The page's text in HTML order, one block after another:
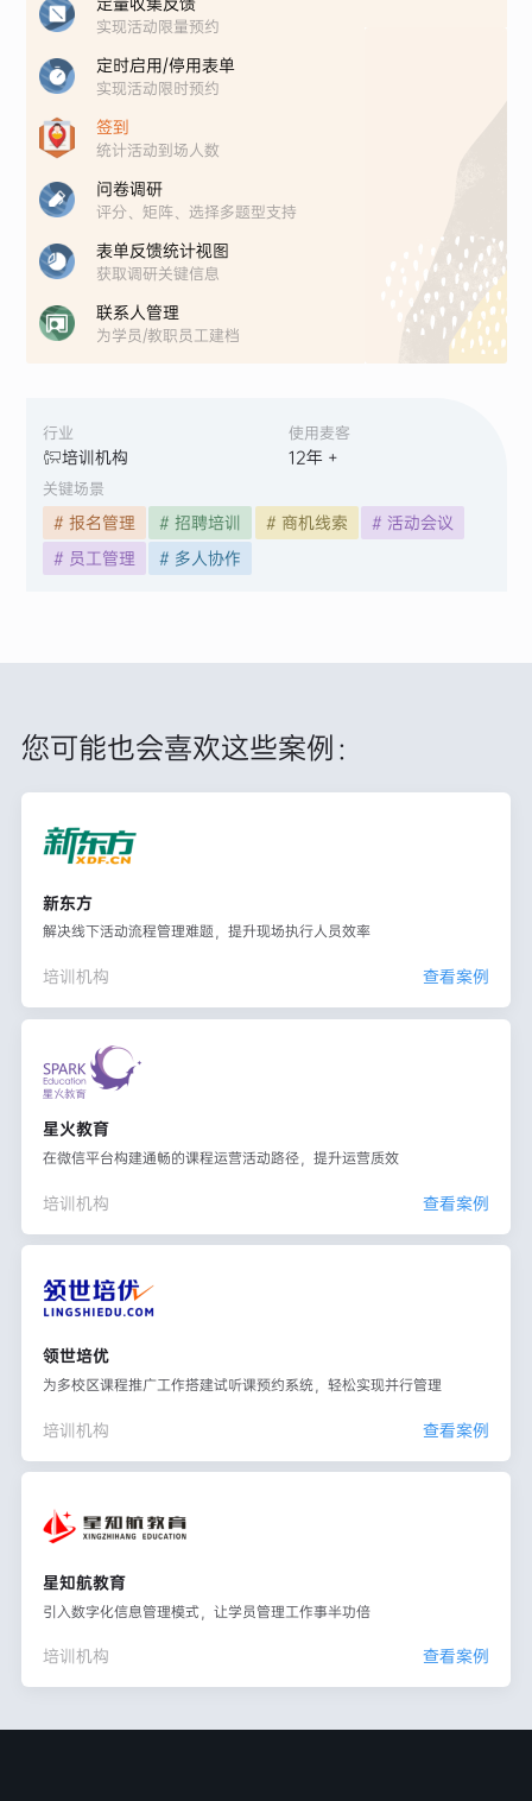
行业
培训机构
使用麦客
12年 +
关键场景
# 报名管理 # 招聘培训 # 商机线索
# 活动会议
# 员工管理
# 多人协作
实现活动限量预约
定时启用/停用表单
实现活动限时预约
签到
统计活动到场人数
问卷调研
评分、矩阵、选择多题型支持
表单反馈统计视图
获取调研关键信息
联系人管理
为学员/教职员工建档
您可能也会喜欢这些案例：
新东方
解决线下活动流程管理难题，提升现场执行人员效率
培训机构 查看案例
星火教育
在微信平台构建通畅的课程运营活动路径，提升运营质效
培训机构 查看案例
领世培优
为多校区课程推广工作搭建试听课预约系统，轻松实现并行管理
培训机构 查看案例
星知航教育
引入数字化信息管理模式，让学员管理工作事半功倍
培训机构 查看案例